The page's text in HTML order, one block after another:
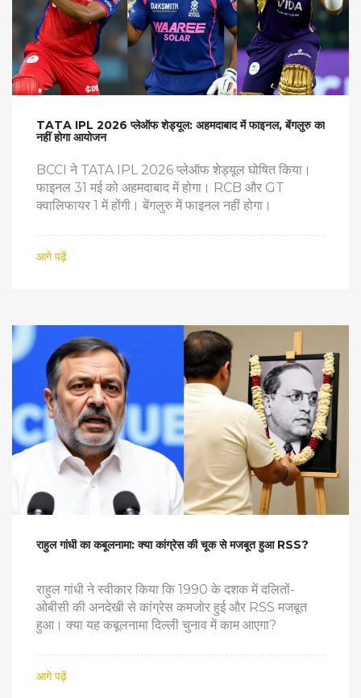
TATA IPL 2026 प्लेऑफ शेड्यूल: अहमदाबाद में फाइनल, बेंगलुरु का
नहीं होगा आयोजन
BCCI ने TATA IPL 2026 प्लेऑफ शेड्यूल घोषित किया।
फाइनल 31 मई को अहमदाबाद में होगा। RCB और GT
क्वालिफायर 1 में होंगी। बेंगलुरु में फाइनल नहीं होगा।
आगे पढ़ें
राहुल गांधी का कबूलनामा: क्या कांग्रेस की चूक से मजबूत हुआ RSS?
राहुल गांधी ने स्वीकार किया कि 1990 के दशक में दलितों-
ओबीसी की अनदेखी से कांग्रेस कमजोर हुई और RSS मजबूत
हुआ। क्या यह कबूलनामा दिल्ली चुनाव में काम आएगा?
आगे पढ़ें